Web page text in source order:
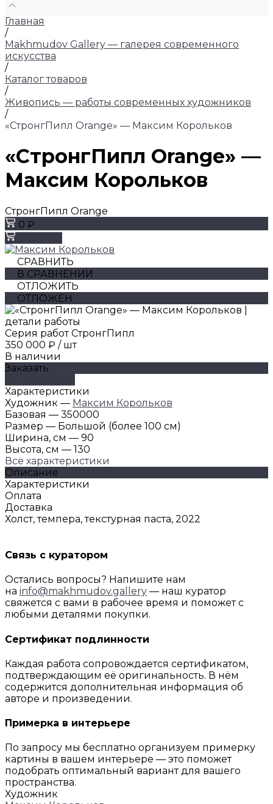
Главная
/
Makhmudov Gallery — галерея современного
искусства
/
Каталог товаров
/
Живопись — работы современных художников
/
«СтронгПипл Orange» — Максим Корольков
«СтронгПипл Orange» —
Максим Корольков
СтронгПипл Orange
0 ₽
СРАВНИТЬ
В СРАВНЕНИИ
ОТЛОЖИТЬ
ОТЛОЖЕН
Серия работ СтронгПипл
350 000 ₽ / шт
В наличии
Заказать
Характеристики
Художник — Максим Корольков
Базовая — 350000
Размер — Большой (более 100 см)
Ширина, см — 90
Высота, см — 130
Все характеристики
Описание
Характеристики
Оплата
Доставка
Холст, темпера, текстурная паста, 2022
Связь с куратором
Остались вопросы? Напишите нам
на info@makhmudov.gallery — наш куратор
свяжется с вами в рабочее время и поможет с
любыми деталями покупки.
Сертификат подлинности
Каждая работа сопровождается сертификатом,
подтверждающим её оригинальность. В нём
содержится дополнительная информация об
авторе и произведении.
Примерка в интерьере
По запросу мы бесплатно организуем примерку
картины в вашем интерьере — это поможет
подобрать оптимальный вариант для вашего
пространства.
Художник